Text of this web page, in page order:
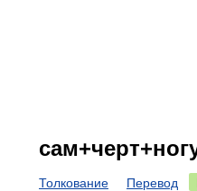
Толкование Перевод